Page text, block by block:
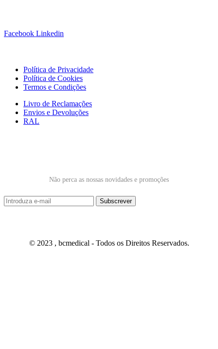
Facebook Linkedin
Política de Privacidade
Política de Cookies
Termos e Condições
Livro de Reclamações
Envios e Devoluções
RAL
Não perca as nossas novidades e promoções
© 2023 , bcmedical - Todos os Direitos Reservados.